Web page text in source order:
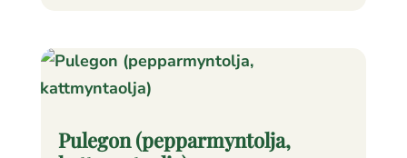
Pulegon (pepparmyntolja,